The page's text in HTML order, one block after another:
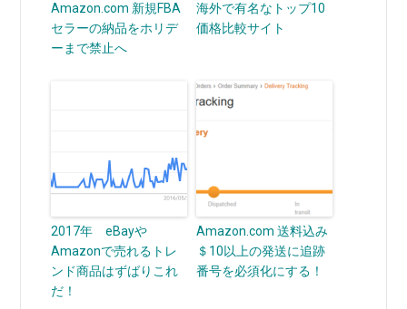
Amazon.com 新規FBA
セラーの納品をホリデ
ーまで禁止へ
海外で有名なトップ10
価格比較サイト
2017年 eBayや
Amazonで売れるトレ
ンド商品はずばりこれ
だ！
Amazon.com 送料込み
＄10以上の発送に追跡
番号を必須化にする！